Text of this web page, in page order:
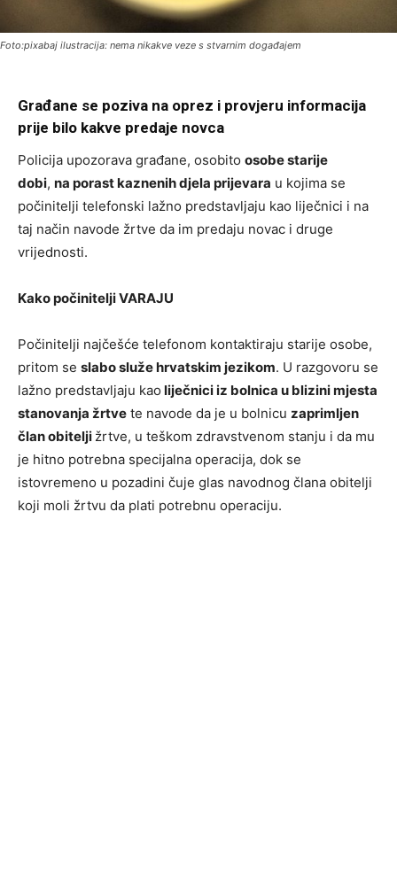
Foto:pixabaj ilustracija: nema nikakve veze s stvarnim događajem
Građane se poziva na oprez i provjeru informacija
prije bilo kakve predaje novca
Policija upozorava građane, osobito osobe starije
dobi, na porast kaznenih djela prijevara u kojima se
počinitelji telefonski lažno predstavljaju kao liječnici i na
taj način navode žrtve da im predaju novac i druge
vrijednosti.
Kako počinitelji VARAJU
Počinitelji najčešće telefonom kontaktiraju starije osobe,
pritom se slabo služe hrvatskim jezikom. U razgovoru se
lažno predstavljaju kao liječnici iz bolnica u blizini mjesta
stanovanja žrtve te navode da je u bolnicu zaprimljen
član obitelji žrtve, u teškom zdravstvenom stanju i da mu
je hitno potrebna specijalna operacija, dok se
istovremeno u pozadini čuje glas navodnog člana obitelji
koji moli žrtvu da plati potrebnu operaciju.